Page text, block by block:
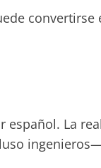
convertirse
español. La